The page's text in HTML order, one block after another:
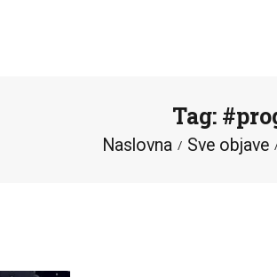
Tag:
Naslovna Sve objave
KATALOG